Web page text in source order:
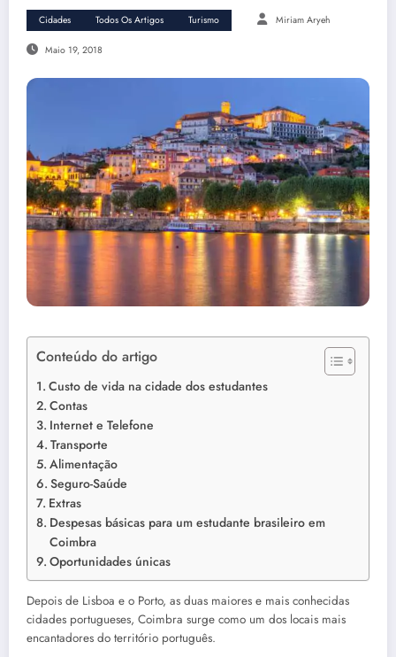
Cidades Todos Os Artigos Turismo Miriam Aryeh
Maio 19, 2018
Conteúdo do artigo
Custo de vida na cidade dos estudantes
Contas
Internet e Telefone
Transporte
Alimentação
Seguro-Saúde
Extras
Despesas básicas para um estudante brasileiro em
Coimbra
Oportunidades únicas
Depois de Lisboa e o Porto, as duas maiores e mais conhecidas
cidades portugueses, Coimbra surge como um dos locais mais
encantadores do território português.